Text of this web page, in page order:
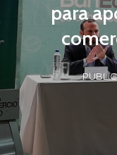
para